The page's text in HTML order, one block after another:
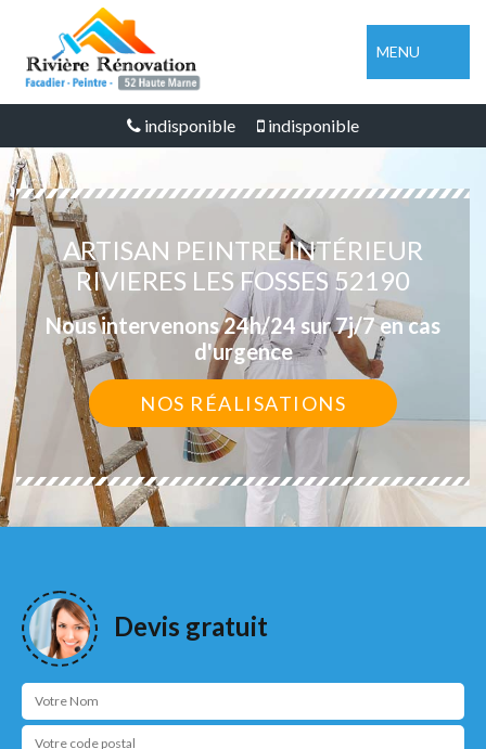
MENU
indisponible indisponible
ARTISAN PEINTRE INTÉRIEUR
RIVIERES LES FOSSES 52190
Nous intervenons 24h/24 sur 7j/7 en cas
d'urgence
NOS RÉALISATIONS
Devis gratuit